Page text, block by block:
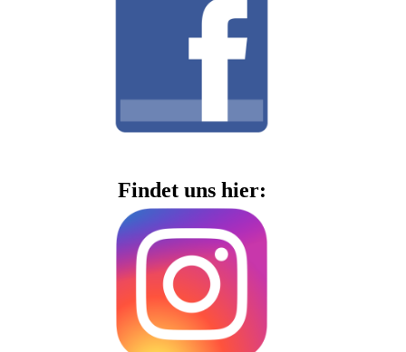
Findet uns hier: